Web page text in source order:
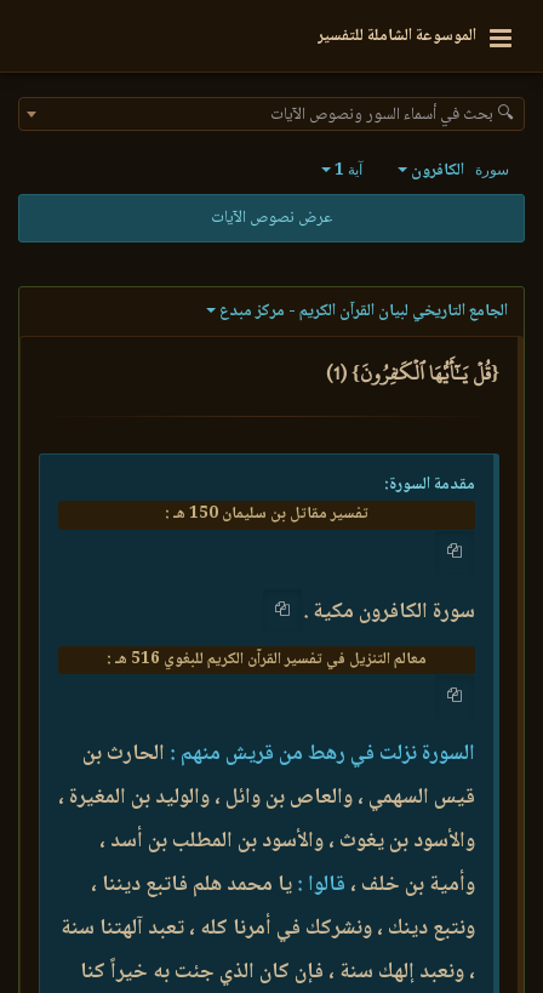
الموسوعة الشاملة للتفسير
🔍 بحث في أسماء السور ونصوص الآيات
سورة الكافرون آية 1
عرض نصوص الآيات
الجامع التاريخي لبيان القرآن الكريم - مركز مبدع
{قُلۡ يَـٰٓأَيُّهَا ٱلۡكَٰفِرُونَ} (1)
مقدمة السورة:
تفسير مقاتل بن سليمان 150 هـ :
سورة الكافرون مكية .
معالم التنزيل في تفسير القرآن الكريم للبغوي 516 هـ :
السورة نزلت في رهط من قريش منهم : الحارث بن
قيس السهمي ، والعاص بن وائل ، والوليد بن المغيرة ،
والأسود بن يغوث ، والأسود بن المطلب بن أسد ،
وأمية بن خلف ، قالوا :يا محمد هلم فاتبع ديننا ،
ونتبع دينك ، ونشركك في أمرنا كله ، تعبد آلهتنا سنة
، ونعبد إلهك سنة ، فإن كان الذي جئت به خيراً كنا